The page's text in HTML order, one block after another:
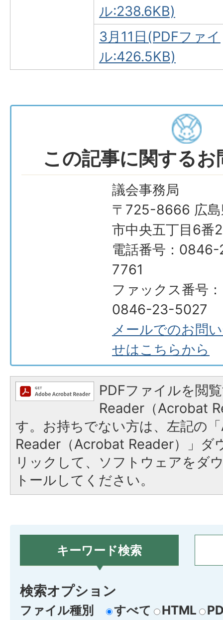
ル:238.6KB)
3月11日(PDFファイ
ル:426.5KB)
この記事に関する
議会事務局
〒725-8666 広島
市中央五丁目6番
電話番号：
7761
ファックス番号：
0846-23-5027
メールでのお問
せはこちらから
PDFファイルを閲
Reader（Acrobat
す。お持ちでない方は、左記の
Reader（Acrobat Reader）」ダ
リックして、ソフトウェアをダ
トールしてください。
キーワード検索
検索オプション
ファイル種別 すべて HTML